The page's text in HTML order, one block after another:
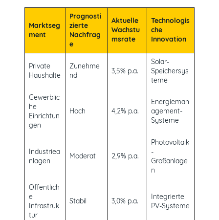
Marktseg
ment
Prognosti
zierte
Nachfrag
e
Aktuelle
Wachstu
msrate
Technologis
che
Innovation
Private
Haushalte
Zunehme
nd
3,5% p.a.
Solar-
Speichersys
teme
Gewerblic
he
Einrichtun
gen
Hoch 4,2% p.a.
Energieman
agement-
Systeme
Industriea
nlagen
Moderat 2,9% p.a.
Photovoltaik
-
Großanlage
n
Öffentlich
e
Infrastruk
tur
Stabil 3,0% p.a.
Integrierte
PV-Systeme